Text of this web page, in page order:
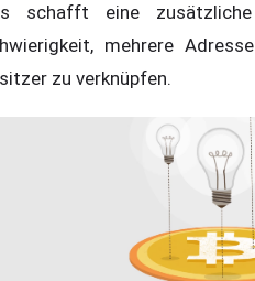
schafft eine
mehrere
zu verknüpfen.